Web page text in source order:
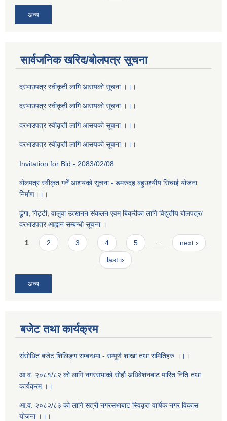
अन्य
सार्वजनिक खरिद/बोलपत्र सूचना
दरभाउपत्र स्वीकृती लागि आसयको सूचना ।।।
दरभाउपत्र स्वीकृती लागि आसयको सूचना ।।।
दरभाउपत्र स्वीकृती लागि आसयको सूचना ।।।
दरभाउपत्र स्वीकृती लागि आसयको सूचना ।।।
Invitation for Bid - 2083/02/08
बोलपत्र स्वीकृत गर्ने आशयको सूचना - डमरुदह बहुउश्यीय सिंचाई योजना
निर्माण।।।
ढूंगा, गिट्टी, वालुवा उत्खनन संकलन एवम् बिक्रीका लागि विद्युतीय बोलपत्र/
दरभाउपत्र आह्वान सम्बन्धी सूचना ।
Pages
1 2 3 4 5 … next ›
last »
अन्य
बजेट तथा कार्यक्रम
संसोधित बजेट शिलिङ्ग सम्बन्धमा - सम्पूर्ण शाखा तथा समितिहरु ।।।
आ.व. २०८१/८२ को लागि नगरसभाको सोर्हौ अधिवेशनबाट पारित निति तथा
कार्यक्रम ।।
आ.व. २०८२/८३ को लागि सत्रौ नगरसभाबाट स्विकृत वार्षिक नगर विकास
योजना ।।।